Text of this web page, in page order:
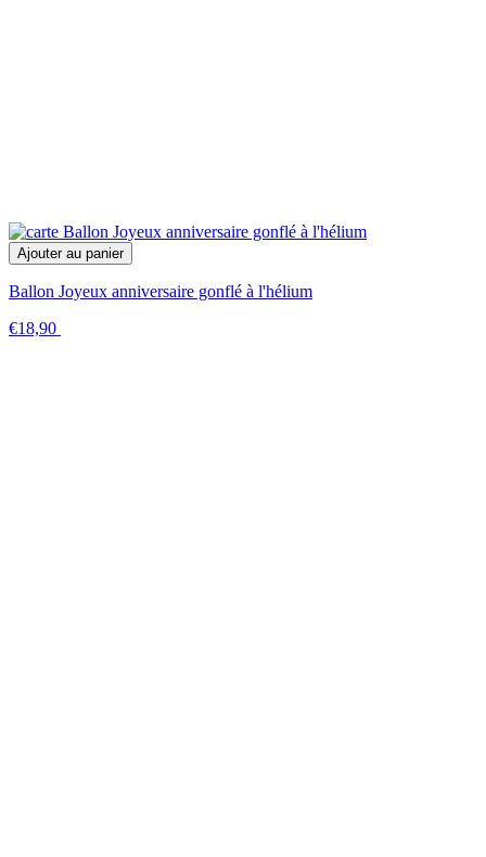
Ajouter au panier
Ballon Joyeux anniversaire gonflé à l'hélium
€18,90